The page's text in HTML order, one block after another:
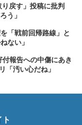
り戻す」投稿に批判
う」
「戦前回帰路線」と
ない」
報告への中傷にあき
「汚い心だね」